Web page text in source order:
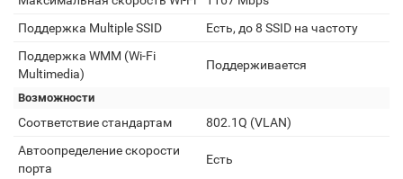
Поддержка Multiple SSID
Есть, до 8 SSID на частоту
Поддержка WMM (Wi-Fi
Multimedia)
Поддерживается
Возможности
Соответствие стандартам
802.1Q (VLAN)
Автоопределение скорости
порта
Есть